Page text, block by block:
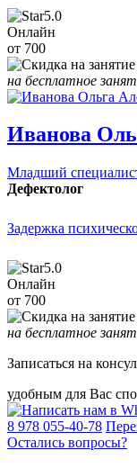
5.0
Онлайн
от 700
на бесплатное
Иванова
Младший
Дефектолог
Задержка
5.0
Онлайн
от 700
на бесплатное
Записаться на
удобным для Вас
8 978 055-40-78
Остались вопросы?